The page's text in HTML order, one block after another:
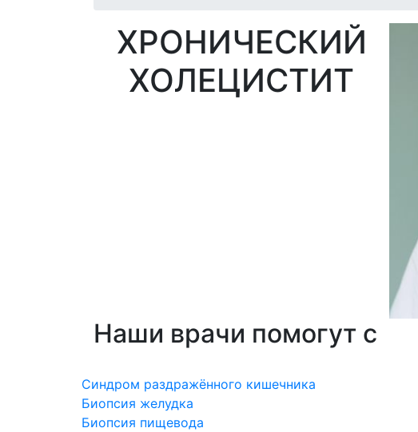
ХРОНИЧЕСКИЙ
ХОЛЕЦИСТИТ
Наши врачи помогут с
Cиндром раздражённого кишечника
Биопсия желудка
Биопсия пищевода